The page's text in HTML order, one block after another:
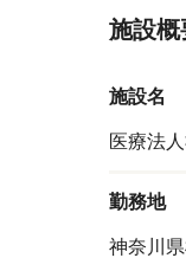
施設概
施設名
医療法
勤務地
神奈川